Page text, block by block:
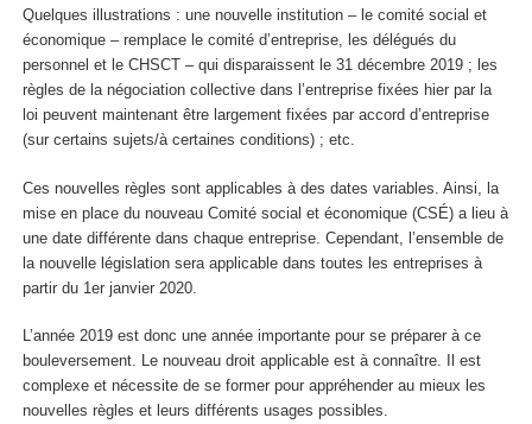
Quelques illustrations : une nouvelle institution – le comité social et
économique – remplace le comité d’entreprise, les délégués du
personnel et le CHSCT – qui disparaissent le 31 décembre 2019 ; les
règles de la négociation collective dans l’entreprise fixées hier par la
loi peuvent maintenant être largement fixées par accord d’entreprise
(sur certains sujets/à certaines conditions) ; etc.
Ces nouvelles règles sont applicables à des dates variables. Ainsi, la
mise en place du nouveau Comité social et économique (CSÉ) a lieu à
une date différente dans chaque entreprise. Cependant, l’ensemble de
la nouvelle législation sera applicable dans toutes les entreprises à
partir du 1er janvier 2020.
L’année 2019 est donc une année importante pour se préparer à ce
bouleversement. Le nouveau droit applicable est à connaître. Il est
complexe et nécessite de se former pour appréhender au mieux les
nouvelles règles et leurs différents usages possibles.